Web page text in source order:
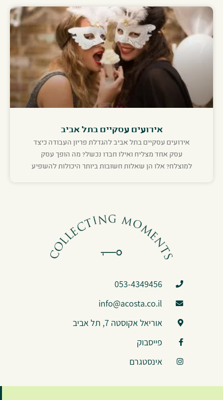
אירועים עסקיים בתל אביב
אירועים עסקיים בתל אביב להגדלת פריון העבודה כיצד
עסק אחד מצליח ואילו חברו נכשל? מה הופך עסק
למוצלח? אלו הן שאלות חשובות ביותר היכולות להשפיע
053-4349456
info@acosta.co.il
אוריאל אקוסטה 7, תל אביב
פייסבוק
אינסטגרם